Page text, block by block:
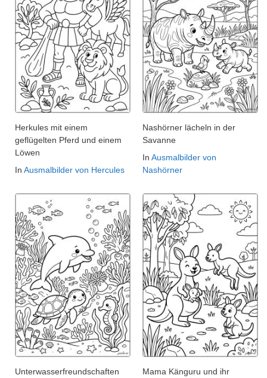
Herkules mit einem
geflügelten Pferd und einem
Löwen
In Ausmalbilder von Hercules
Nashörner lächeln in der
Savanne
In Ausmalbilder von
Nashörner
Unterwasserfreundschaften
Mama Känguru und ihr